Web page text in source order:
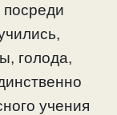
посреди
голода,
учения